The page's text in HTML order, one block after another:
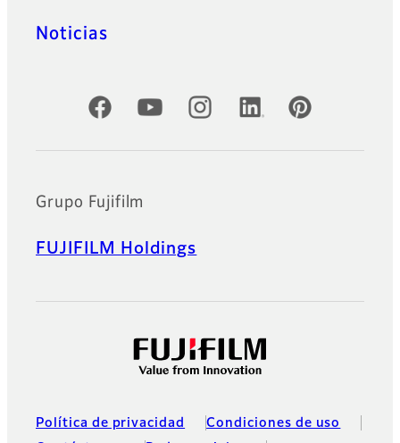
Noticias
Cuentas oficiales de redes sociales
Grupo Fujifilm
FUJIFILM Holdings
Política de privacidad
Condiciones de uso